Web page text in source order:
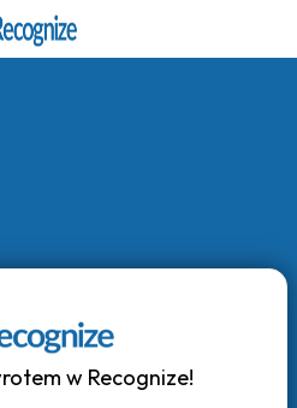
w Recognize!